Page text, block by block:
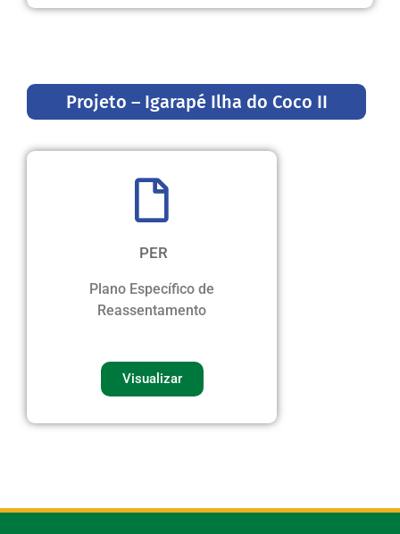
Projeto – Igarapé Ilha do Coco II
PER
Plano Específico de
Reassentamento
Visualizar